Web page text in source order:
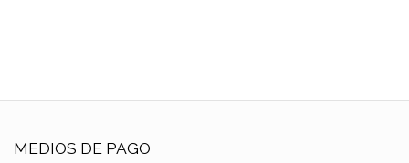
MEDIOS DE PAGO